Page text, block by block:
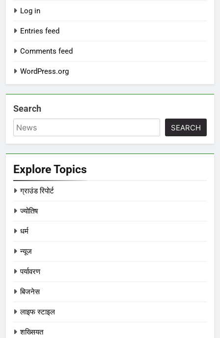
Log in
Entries feed
Comments feed
WordPress.org
Search
SEARCH
Explore Topics
ग्राउंड रिपोर्ट
ज्योतिष
धर्म
न्यूज
पर्यावरण
बिजनेस
लाइफ स्टाइल
शख्सियत